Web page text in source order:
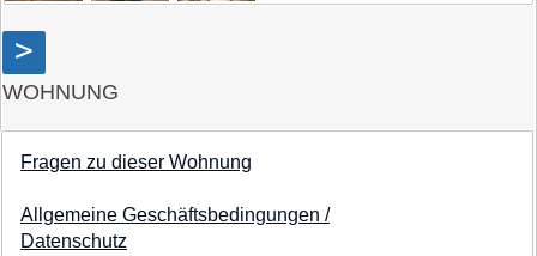
>
WOHNUNG
Fragen zu dieser Wohnung
Allgemeine Geschäftsbedingungen /
Datenschutz